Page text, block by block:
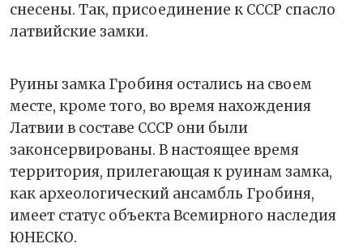
снесены. Так, присоединение к СССР спасло
латвийские замки.
Руины замка Гробиня остались на своем
месте, кроме того, во время нахождения
Латвии в составе СССР они были
законсервированы. В настоящее время
территория, прилегающая к руинам замка,
как археологический ансамбль Гробиня,
имеет статус объекта Всемирного наследия
ЮНЕСКО.